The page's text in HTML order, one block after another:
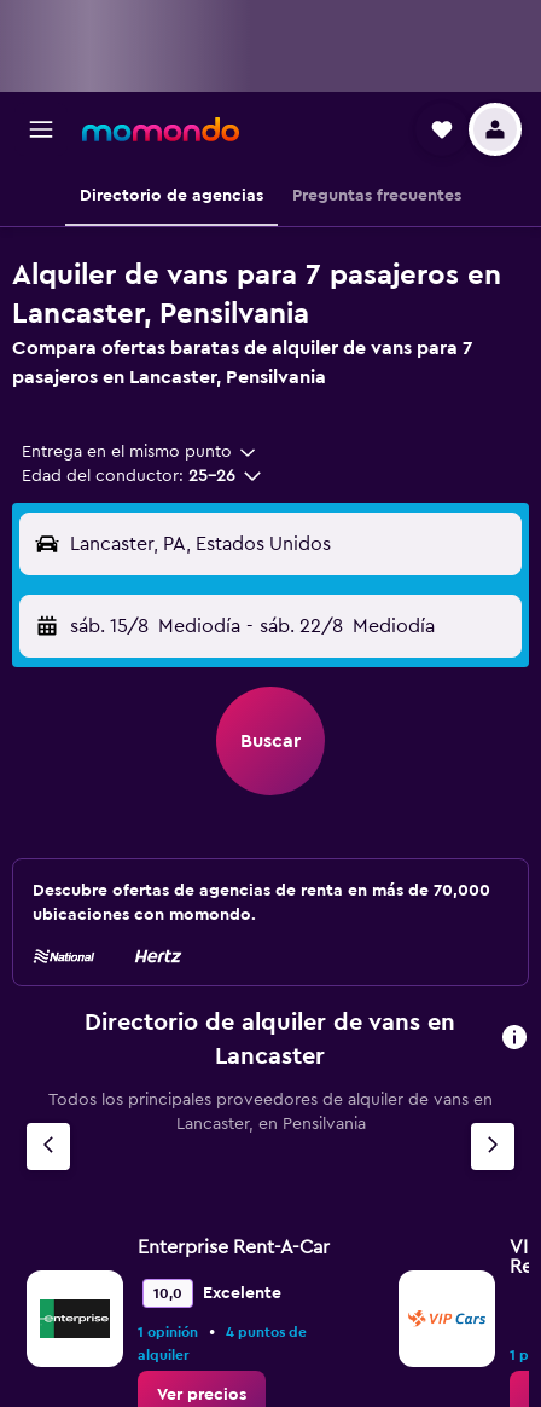
Directorio de agencias Preguntas frecuentes
Alquiler de vans para 7 pasajeros en
Lancaster, Pensilvania
Compara ofertas baratas de alquiler de vans para 7
pasajeros en Lancaster, Pensilvania
Entrega en el mismo punto
Edad del conductor: 25-26
Lancaster, PA, Estados Unidos
sáb. 15/8 Mediodía - sáb. 22/8 Mediodía
Buscar
Descubre ofertas de agencias de renta en más de 70,000
ubicaciones con momondo.
Directorio de alquiler de vans en
Lancaster
Todos los principales proveedores de alquiler de vans en
Lancaster, en Pensilvania
Enterprise Rent-A-Car
10,0 Excelente
1 opinión •
4 puntos de
alquiler
Ver precios
1